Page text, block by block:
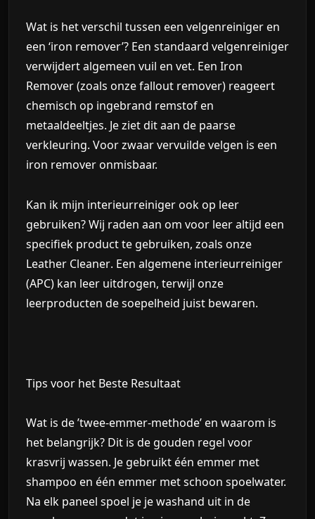
Wat is het verschil tussen een velgenreiniger en
een ‘iron remover’? Een standaard velgenreiniger
verwijdert algemeen vuil en vet. Een Iron
Remover(zoals onze fallout remover) reageert
chemisch op ingebrand remstof en
metaaldeeltjes. Je ziet dit aan de paarse
verkleuring. Voor zwaar vervuilde velgen is een
iron remover onmisbaar.
Kan ik mijn interieurreiniger ook op leer
gebruiken?Wij raden aan om voor leer altijd een
specifiek product te gebruiken, zoals onze
Leather Cleaner. Een algemene interieurreiniger
(APC) kan leer uitdrogen, terwijl onze
leerproducten de soepelheid juist bewaren.
Tips voor het Beste Resultaat
Wat is de ’twee-emmer-methode’ en waarom is
het belangrijk? Dit is de gouden regel voor
krasvrij wassen. Je gebruikt één emmer met
shampoo en één emmer met schoon spoelwater.
Na elk paneel spoel je je washand uit in de